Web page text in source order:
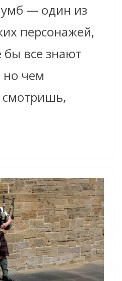
— один из
персонажей,
бы все знают
чем
смотришь,